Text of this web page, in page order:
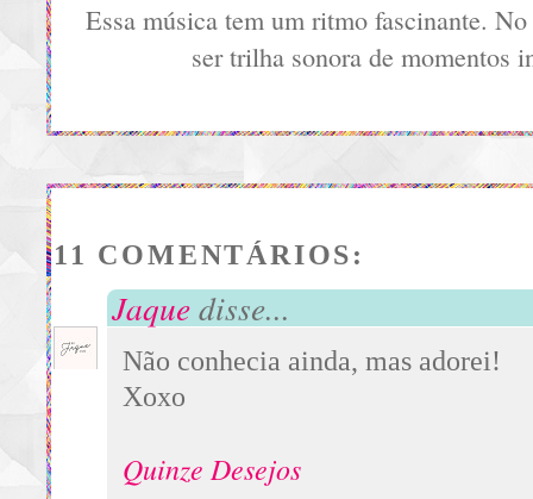
Essa música tem um ritmo fascinante.
ser trilha sonora de momentos
11 COMENTÁRIOS:
Jaquedisse...
Não conhecia ainda, mas adorei!
Xoxo
Quinze Desejos